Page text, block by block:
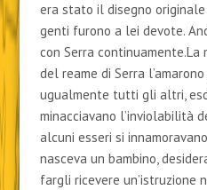
era stato il disegno originale
genti furono a lei devote.
con Serra
del reame di Serra
ugualmente tutti gli altri,
minacciavano l’inviolabilità
alcuni esseri si
nasceva un bambino,
fargli ricevere un’istruzione